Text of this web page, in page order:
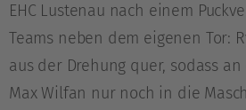
EHC Lustenau nach einem
Teams neben dem eigenen Tor:
aus der Drehung quer, sodass
Max Wilfan nur noch in die